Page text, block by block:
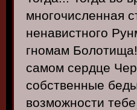
многочисленная
ненавистного
гномам
самом сердце
собственные
возможности